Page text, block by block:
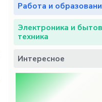
Работа и
Электроника и
техника
Интересное